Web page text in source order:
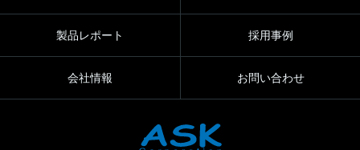
製品レポート 採用事例
会社情報 お問い合わせ